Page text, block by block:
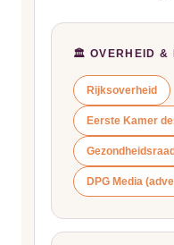
🏛️ OVERHEID &
Rijksoverheid
Eerste Kamer
Gezondheidsraad
DPG Media